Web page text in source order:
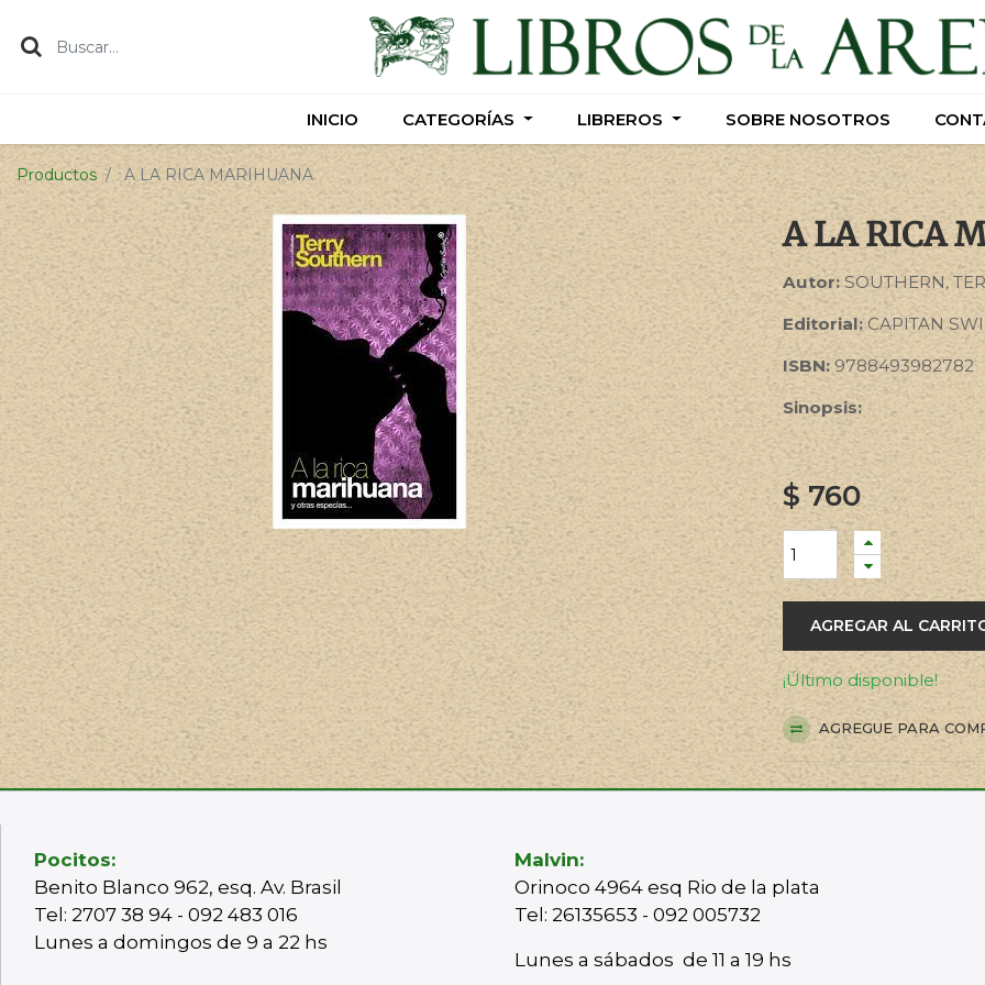
INICIO CATEGORÍAS LIBREROS SOBRE NOSOTROS
INICIO CATEGORÍAS LIBREROS SOBRE NOSOTROS
Productos A LA RICA MARIHUANA
A LA RICA
Autor: SOUTHERN,
Editorial:CAPITAN
ISBN: 9788493982782
Sinopsis:
$760
AGREGAR AL
¡Último disponible!
AGREGUE PARA
Pocitos:
Benito Blanco 962, esq. Av. Brasil
Tel: 2707 38 94 - 092 483 016
Lunes a domingos de 9 a 22 hs
Malvin:
Orinoco 4964 esq Rio de la plata
Tel: 26135653 - 092 005732
Lunes a sábados de 11 a 19 hs